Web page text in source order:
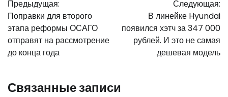
по
записям
Предыдущая:
Поправки для второго
этапа реформы ОСАГО
отправят на рассмотрение
до конца года
Следующая:
В линейке Hyundai
появился хэтч за 347 000
рублей. И это не самая
дешевая модель
Связанные записи